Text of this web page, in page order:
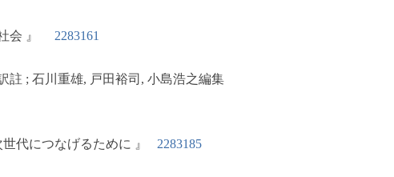
社会 』 2283161
; 石川重雄, 戸田裕司, 小島浩之編集
世代につなげるために 』 2283185